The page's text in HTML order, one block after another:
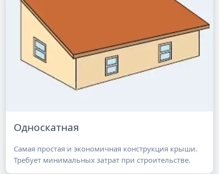
Односкатная
Самая простая и экономичная конструкция крыши.
Требует минимальных затрат при строительстве.